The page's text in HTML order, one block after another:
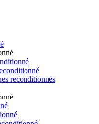
reconditionnés